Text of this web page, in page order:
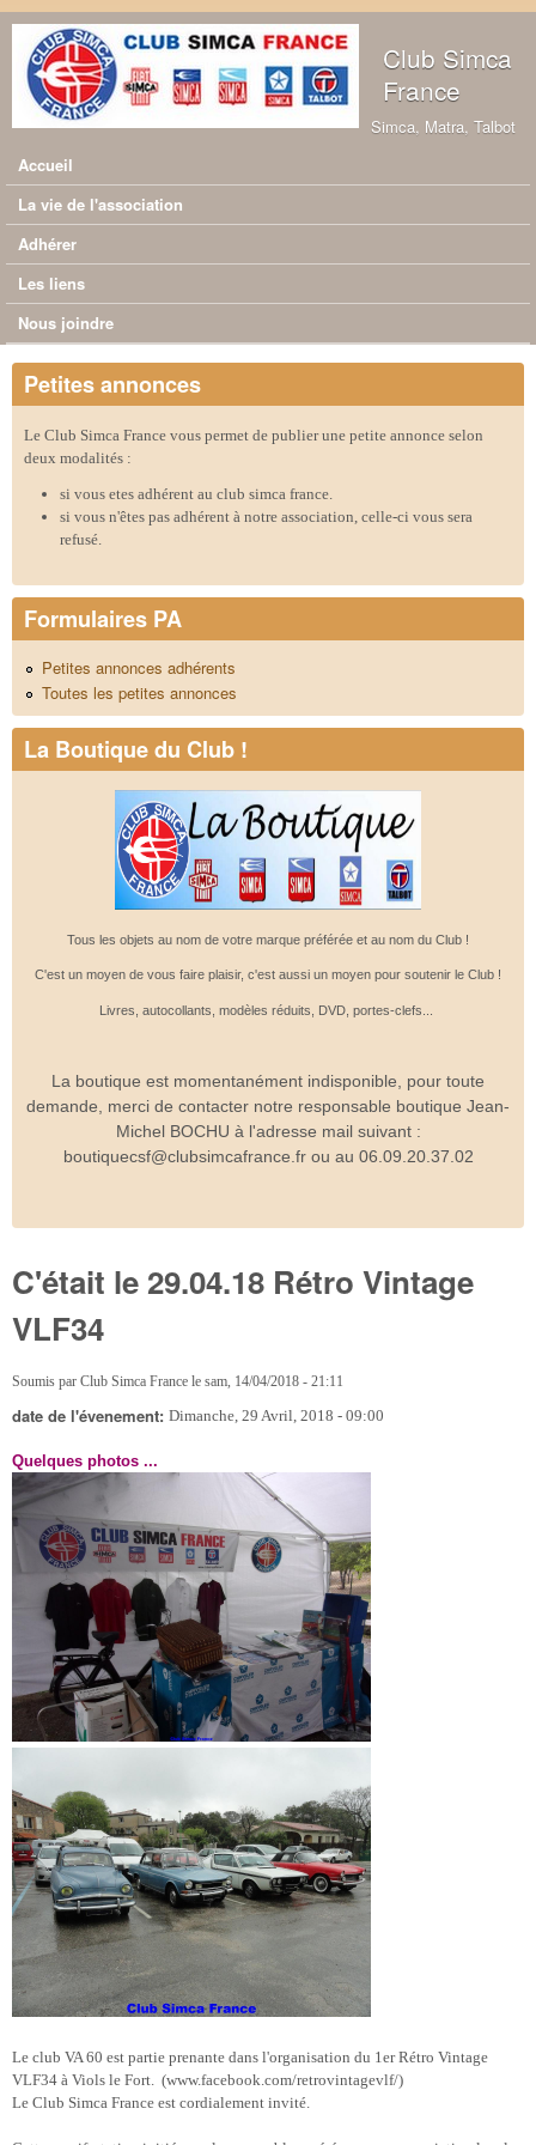
Aller au contenu principal
Club Simca
France
Simca, Matra, Talbot
Menu principal
Accueil
La vie de l'association
Adhérer
Les liens
Nous joindre
Petites annonces
Le Club Simca France vous permet de publier une petite annonce selon
deux modalités :
si vous etes adhérent au club simca france.
si vous n'êtes pas adhérent à notre association, celle-ci vous sera
refusé.
Formulaires PA
Petites annonces adhérents
Toutes les petites annonces
La Boutique du Club !
Tous les objets au nom de votre marque préférée et au nom du Club !
C'est un moyen de vous faire plaisir, c'est aussi un moyen pour soutenir le Club !
Livres, autocollants, modèles réduits, DVD, portes-clefs...
La boutique est momentanément indisponible, pour toute
demande, merci de contacter notre responsable boutique Jean-
Michel BOCHU à l'adresse mail suivant :
boutiquecsf@clubsimcafrance.fr ou au 06.09.20.37.02
C'était le 29.04.18 Rétro Vintage
VLF34
Soumis par Club Simca France le sam, 14/04/2018 - 21:11
date de l'évenement: Dimanche, 29 Avril, 2018 - 09:00
Quelques photos ...
Le club VA 60 est partie prenante dans l'organisation du 1er Rétro Vintage
VLF34 à Viols le Fort. (www.facebook.com/retrovintagevlf/)
Le Club Simca France est cordialement invité.